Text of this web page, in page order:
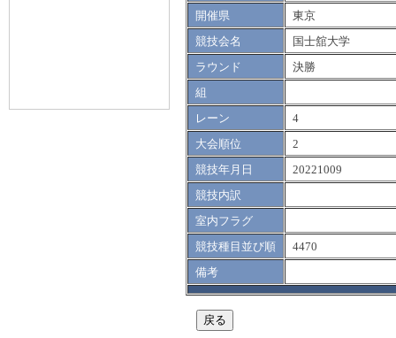
開催県
東京
競技会名
国士舘大学
ラウンド
決勝
組
レーン
4
大会順位
2
競技年月日
20221009
競技内訳
室内フラグ
競技種目並び順
4470
備考